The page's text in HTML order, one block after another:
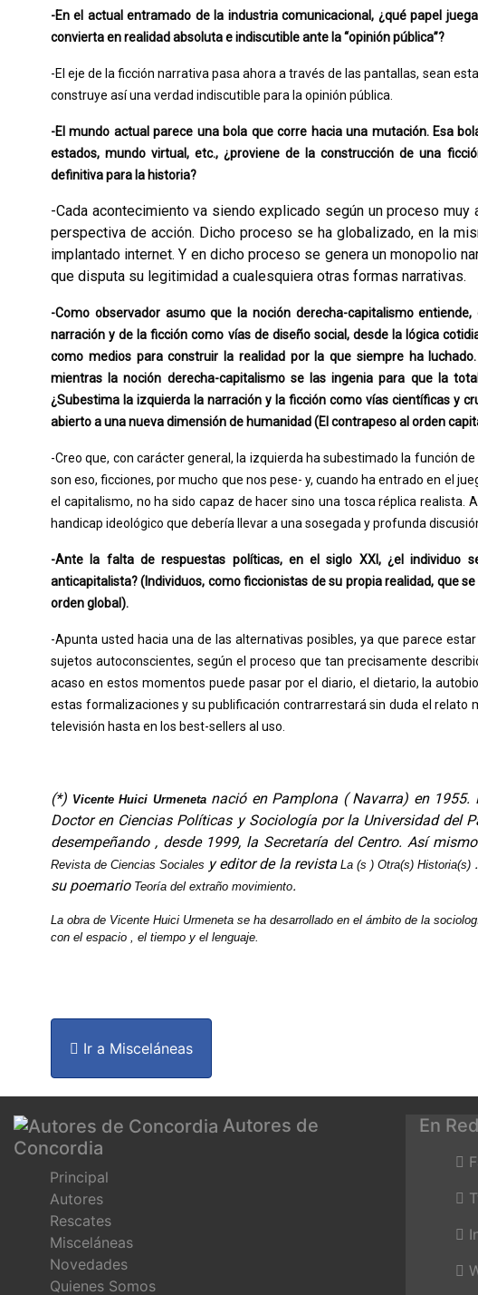
-En el actual entramado de la industria comunicacional, ¿qué papel
convierta en realidad absoluta e indiscutible ante la “opinión pública”?
-El eje de la ficción narrativa pasa ahora a través de las pantallas, sean
construye así una verdad indiscutible para la opinión pública.
-El mundo actual parece una bola que corre hacia una mutación. Esa
estados, mundo virtual, etc., ¿proviene de la construcción de una
definitiva para la historia?
-Cada acontecimiento va siendo explicado según un proceso
perspectiva de acción. Dicho proceso se ha globalizado, en la
implantado internet. Y en dicho proceso se genera un monopolio
que disputa su legitimidad a cualesquiera otras formas narrativas.
-Como observador asumo que la noción derecha-capitalismo
narración y de la ficción como vías de diseño social, desde la lógica
como medios para construir la realidad por la que siempre ha
mientras la noción derecha-capitalismo se las ingenia para que la
¿Subestima la izquierda la narración y la ficción como vías científicas y
abierto a una nueva dimensión de humanidad (El contrapeso al orden
-Creo que, con carácter general, la izquierda ha subestimado la función
son eso, ficciones, por mucho que nos pese- y, cuando ha entrado en el
el capitalismo, no ha sido capaz de hacer sino una tosca réplica
handicap ideológico que debería llevar a una sosegada y profunda
-Ante la falta de respuestas políticas, en el siglo XXI, ¿el individuo
anticapitalista? (Individuos, como ficcionistas de su propia realidad, que
orden global).
-Apunta usted hacia una de las alternativas posibles, ya que parece
sujetos autoconscientes, según el proceso que tan precisamente
acaso en estos momentos puede pasar por el diario, el dietario, la
estas formalizaciones y su publificación contrarrestará sin duda el
televisión hasta en los best-sellers al uso.
(*) Vicente Huici Urmenetanació en Pamplona ( Navarra) en 1955.
Doctor en Ciencias Políticas y Sociología por la Universidad del
desempeñando , desde 1999, la Secretaría del Centro. Así
Revista de Ciencias Sociales y editor de la revista La (s ) Otra(s) Historia(s)
su poemario Teoría del extraño movimiento.
La obra de Vicente Huici Urmeneta se ha desarrollado en el ámbito de la
con el espacio , el tiempo y el lenguaje.
Ir a Misceláneas
Autores de
Concordia
Principal
Autores
Rescates
Misceláneas
Novedades
Quienes Somos
En